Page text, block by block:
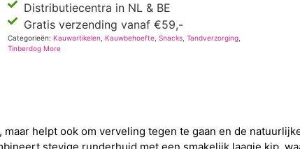
Distributiecentra in NL & BE
Gratis verzending vanaf €59,-
Categorieën: Kauwartikelen, Kauwbehoefte,Snacks,Tandverzorging,
Tinberdog More
helpt ook om verveling tegen te gaan en de